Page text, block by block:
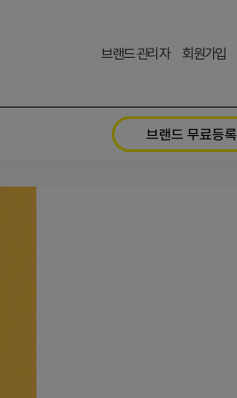
브랜드 관리자 회원가입
브랜드 무료등록